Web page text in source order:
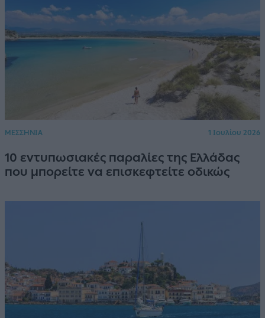
ΜΕΣΣΗΝΙΑ 1 Ιουλίου 2026
10 εντυπωσιακές παραλίες της Ελλάδας
που μπορείτε να επισκεφτείτε οδικώς